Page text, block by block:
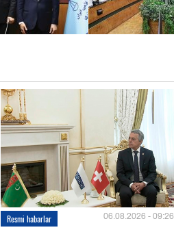
Resmi habarlar 06.08.2026 - 09:26